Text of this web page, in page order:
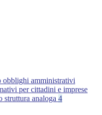
obblighi amministrativi
per cittadini e imprese
analoga 4